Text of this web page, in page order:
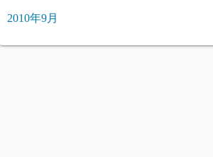
2010年9月